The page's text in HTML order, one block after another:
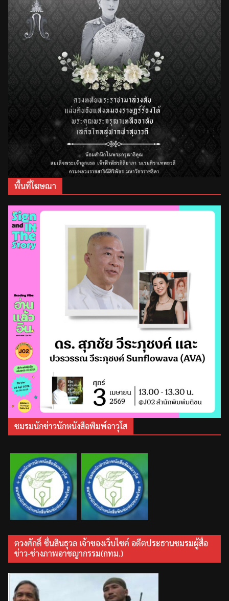
พื้นที่โฆษณา
ชมรมนักข่าวนักหนังสือพิมพ์อาวุโส
ตวงศักดิ์ ชื่นสินธุวล เจ้าของเว็บไซค์ อดีตประธานชมรมผู้สื่อ
ข่าว-ช่างภาพอาชญากรรม(กทม.)